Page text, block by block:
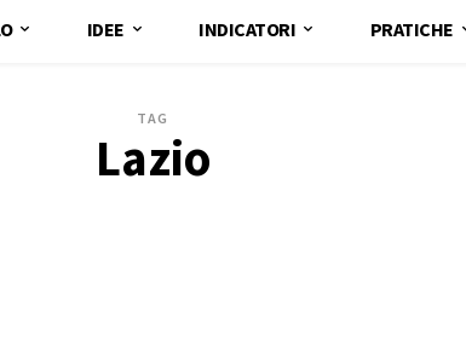
IDEE INDICATORI PRATICHE
TAG
Lazio